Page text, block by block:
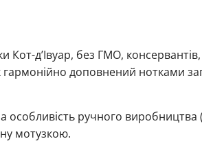
д’Івуар, без ГМО,
доповнений нотками
ручного виробництва
мотузкою.